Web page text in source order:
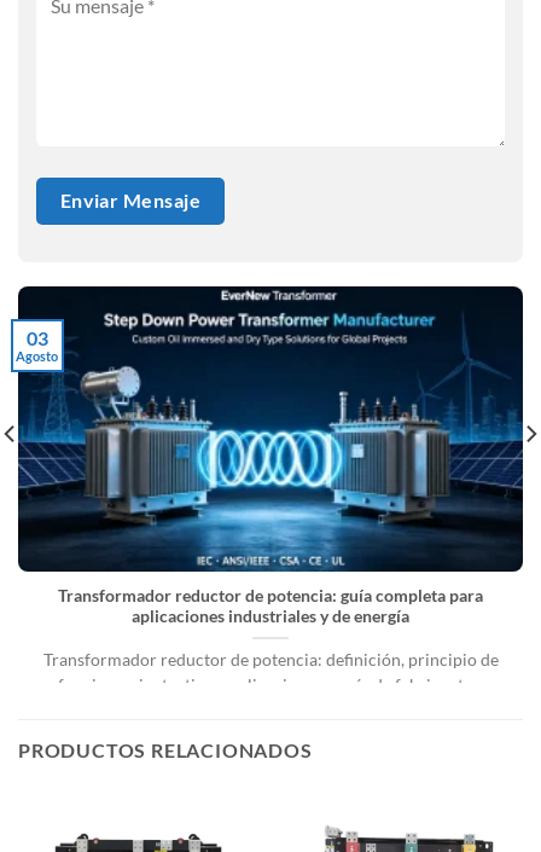
Transformador reductor de potencia: guía completa para
aplicaciones industriales y de energía
Transformador reductor de potencia: definición, principio de
funcionamiento, tipos, aplicaciones y guía de fabricantes.
03
Agosto
PRODUCTOS RELACIONADOS